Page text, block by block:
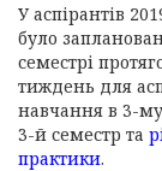
У аспірантів
було
семестрі
тиждень для
навчання в 3-му
3-й семестр та
практики.